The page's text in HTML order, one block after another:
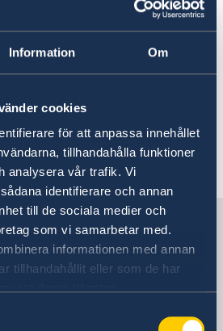
Information Om
cookies
för att anpassa innehållet
tillhandahålla funktioner
analysera vår trafik. Vi
identifierare och annan
till de sociala medier och
som vi samarbetar med.
informationen med annan
tillhandahållit eller som de har
katastrofer
säkerhet
eftersom det kan
fram med allmänna
i Kuwait håller hög
juli 2026, 09.37